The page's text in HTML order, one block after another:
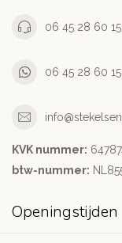
06 45 28 60 15
06 45 28 60 15
KVK nummer:
btw-nummer:
Openingstijden